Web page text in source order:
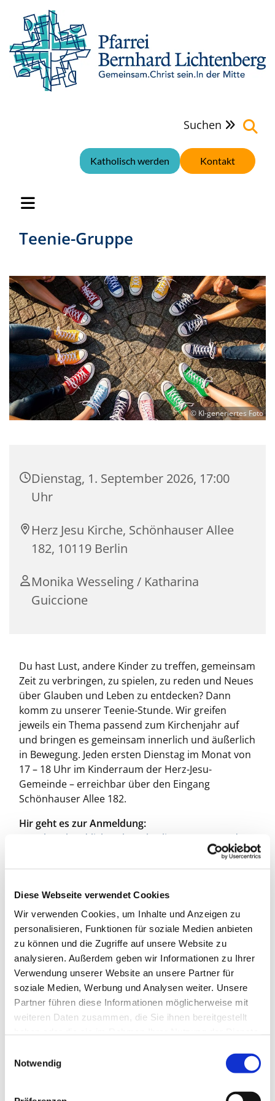
Diese Webseite verwendet Cookies
Wir verwenden Cookies, um Inhalte und Anzeigen zu
personalisieren, Funktionen für soziale Medien anbieten
zu können und die Zugriffe auf unsere Website zu
analysieren. Außerdem geben wir Informationen zu Ihrer
Verwendung unserer Website an unsere Partner für
soziale Medien, Werbung und Analysen weiter. Unsere
Partner führen diese Informationen möglicherweise mit
weiteren Daten zusammen, die Sie ihnen bereitgestellt
Notwendig
Suchen 
Kontakt
Katholisch werden
Teenie-Gruppe
© KI-generiertes Foto
Dienstag, 1. September 2026, 17:00
Uhr
Herz Jesu Kirche, Schönhauser Allee
182, 10119 Berlin
Monika Wesseling / Katharina
Guiccione
Du hast Lust, andere Kinder zu treffen, gemeinsam
Zeit zu verbringen, zu spielen, zu reden und Neues
über Glauben und Leben zu entdecken? Dann
komm zu unserer Teenie-Stunde. Wir greifen
jeweils ein Thema passend zum Kirchenjahr auf
und bringen es gemeinsam innerlich und äußerlich
in Bewegung. Jeden ersten Dienstag im Monat von
17 – 18 Uhr im Kinderraum der Herz-Jesu-
Gemeinde – erreichbar über den Eingang
Schönhauser Allee 182.
Hir geht es zur Anmeldung:
www.bernhard-lichtenberg.berlin/gruppen-und-
kreise/angebote-fuer-kinder/teenie-stunde-herz-
jesu